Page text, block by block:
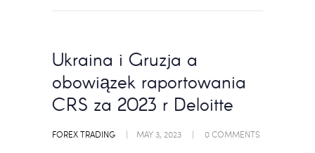
Ukraina i Gruzja a
obowiązek raportowania
CRS za 2023 r Deloitte
FOREX TRADING MAY 3, 2023 0COMMENTS